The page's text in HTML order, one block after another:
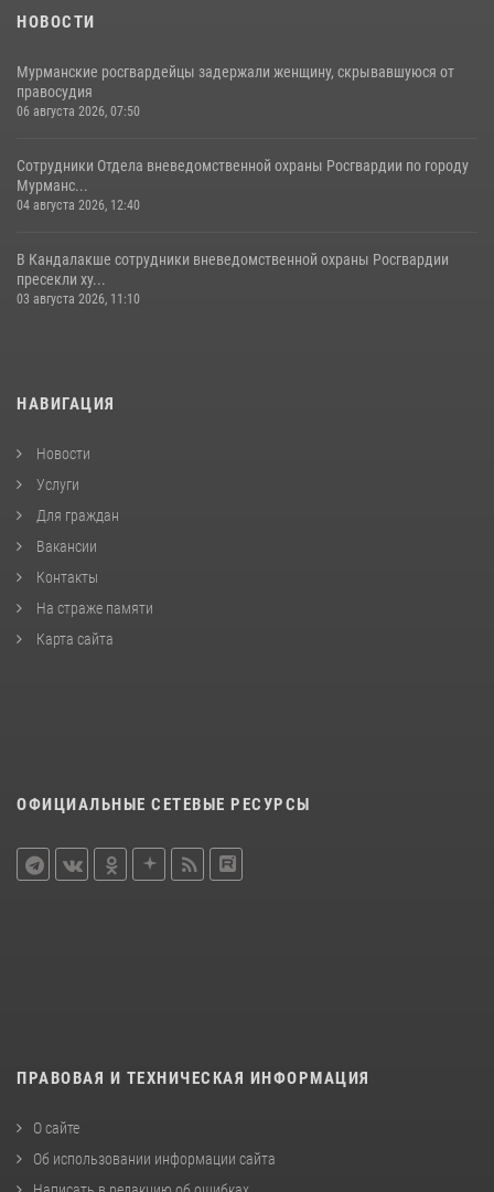
НОВОСТИ
Мурманские росгвардейцы задержали женщину, скрывавшуюся от
правосудия
06 августа 2026, 07:50
Сотрудники Отдела вневедомственной охраны Росгвардии по городу
Мурманс...
04 августа 2026, 12:40
В Кандалакше сотрудники вневедомственной охраны Росгвардии
пресекли ху...
03 августа 2026, 11:10
НАВИГАЦИЯ
Новости
Услуги
Для граждан
Вакансии
Контакты
На страже памяти
Карта сайта
ОФИЦИАЛЬНЫЕ СЕТЕВЫЕ РЕСУРСЫ
ПРАВОВАЯ И ТЕХНИЧЕСКАЯ ИНФОРМАЦИЯ
О сайте
Об использовании информации сайта